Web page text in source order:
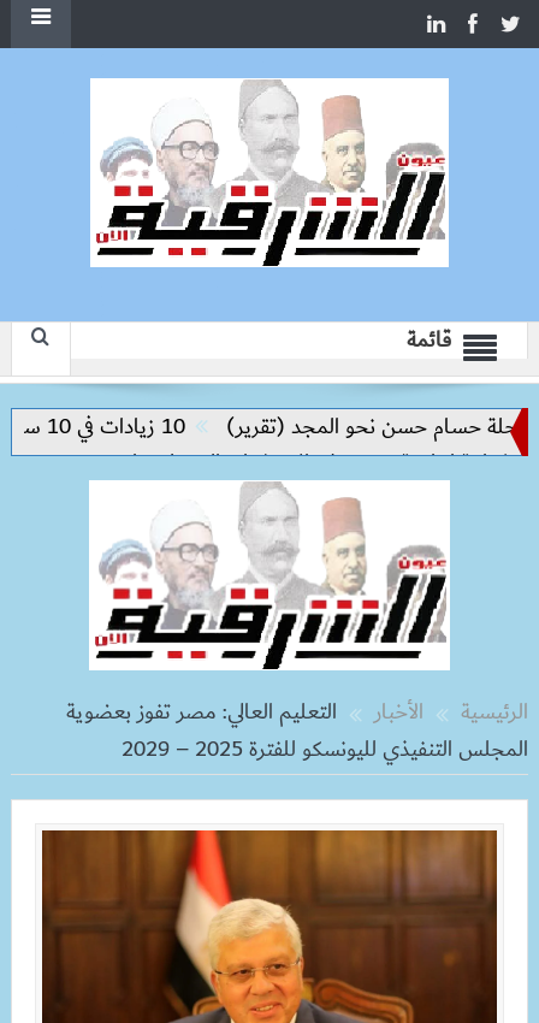
قائمة
حسام حسن نحو المجد (تقرير)
10 زيادات في 10 سنوات.. هل حان الوقت لرفع دعم البنزين نهائيا؟
ترتكز على الاستثمار والتكنولوجيا
الرئيسية الأخبار
التعليم العالي: مصر تفوز بعضوية
المجلس التنفيذي لليونسكو للفترة 2025 – 2029